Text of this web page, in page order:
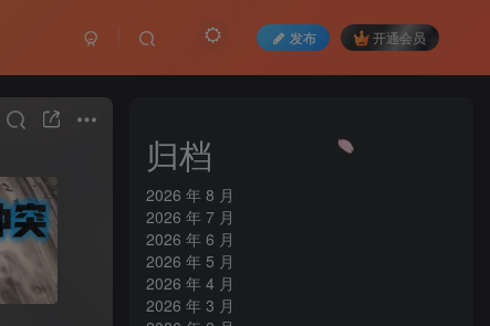
发布 开通会员
归档
2026 年 8 月
2026 年 7 月
2026 年 6 月
2026 年 5 月
2026 年 4 月
2026 年 3 月